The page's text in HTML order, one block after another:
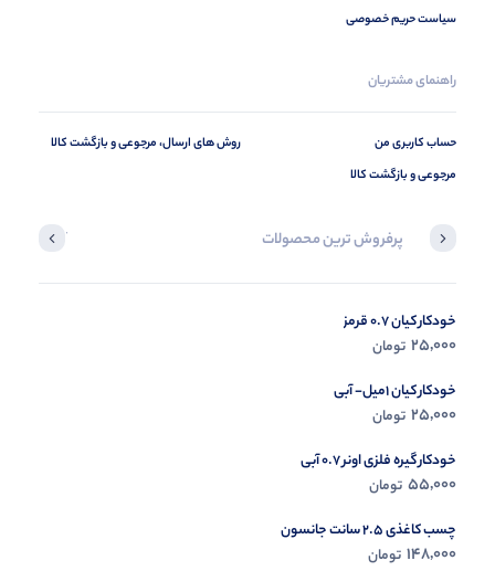
سیاست حریم خصوصی
راهنمای مشتریان
حساب کاربری من
مرجوعی و بازگشت کالا
روش های ارسال، مرجوعی و بازگشت کالا
پرفروش ترین محصولات آخرین
خودکار کیان 0.7 قرمز
25,000 تومان
خودکار کیان 1میل- آبی
25,000 تومان
خودکار گیره فلزی اونر 0.7 آبی
55,000 تومان
چسب کاغذی 2.5 سانت جانسون
148,000 تومان